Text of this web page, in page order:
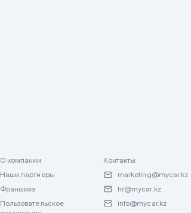
О компании
Наши партнеры
Франшиза
Пользовательское
Контакты
marketing@mycar.kz
hr@mycar.kz
info@mycar.kz